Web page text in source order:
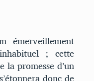
émerveillement
; cette
la promesse d’un